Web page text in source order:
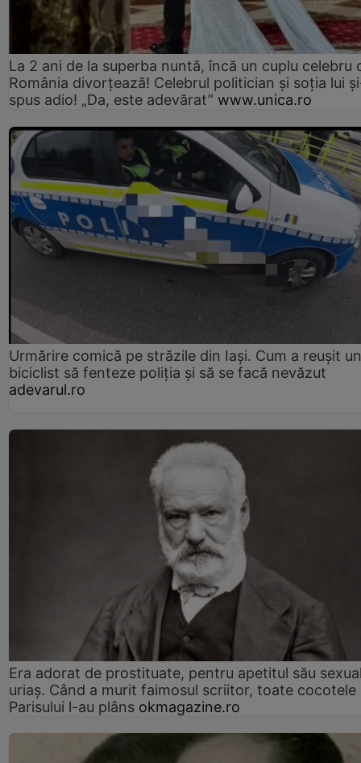
La 2 ani de la superba nuntă, încă un cuplu celebru
România divorțează! Celebrul politician și soția lui
spus adio! „Da, este adevărat” www.unica.ro
Urmărire comică pe străzile din Iași. Cum a reușit un
biciclist să fenteze poliția și să se facă nevăzut
adevarul.ro
Era adorat de prostituate, pentru apetitul său
uriaș. Când a murit faimosul scriitor, toate cocotele
Parisului l-au plâns okmagazine.ro